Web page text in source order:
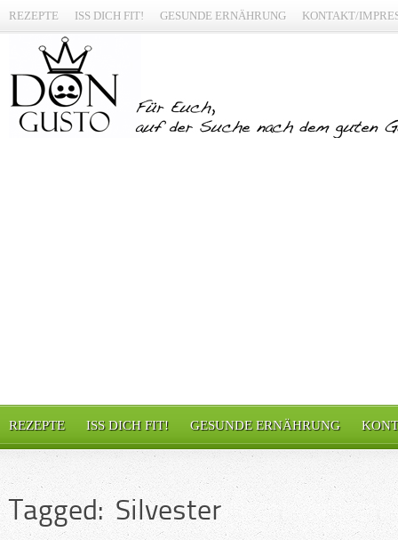
REZEPTE ISS DICH FIT! GESUNDE ERNÄHRUNG KONTAKT/
REZEPTE ISS DICH FIT! GESUNDE ERNÄHRUNG
Tagged: Silvester